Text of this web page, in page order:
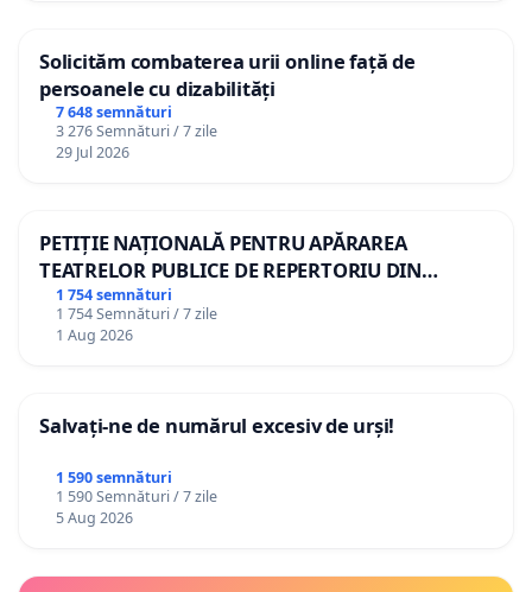
Solicităm combaterea urii online față de
persoanele cu dizabilități
7 648 semnături
3 276 Semnături / 7 zile
29 Jul 2026
PETIȚIE NAȚIONALĂ PENTRU APĂRAREA
TEATRELOR PUBLICE DE REPERTORIU DIN
ROMÂNIA
1 754 semnături
1 754 Semnături / 7 zile
1 Aug 2026
Salvați-ne de numărul excesiv de urși!
1 590 semnături
1 590 Semnături / 7 zile
5 Aug 2026